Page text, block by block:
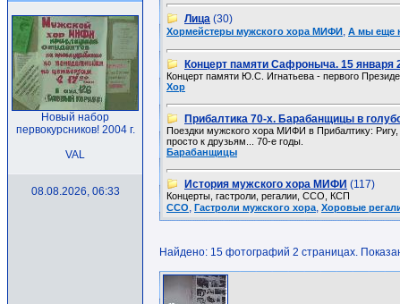
Новый набор
первокурсников! 2004 г.
VAL
08.08.2026, 06:33
Лица (30)
Хормейстеры мужского хора МИФИ, А мы еще
Концерт памяти Сафроныча. 15 января
Концерт памяти Ю.С. Игнатьева - первого
Хор
Прибалтика 70-х. Барабанщицы в
Поездки мужского хора МИФИ в Прибалтику:
просто к друзьям... 70-е годы.
Барабанщицы
История мужского хора МИФИ (117)
Концерты, гастроли, регалии, ССО, КСП
ССО, Гастроли мужского хора, Хоровые
Найдено: 15 фотографий 2 страницах.